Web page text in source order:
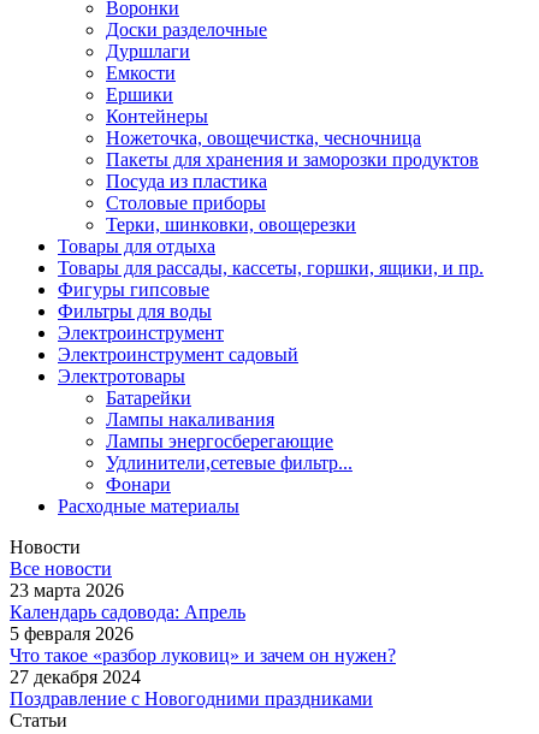
Воронки
Доски разделочные
Дуршлаги
Емкости
Ершики
Контейнеры
Ножеточка, овощечистка, чесночница
Пакеты для хранения и заморозки продуктов
Посуда из пластика
Столовые приборы
Терки, шинковки, овощерезки
Товары для отдыха
Товары для рассады, кассеты, горшки, ящики, и пр.
Фигуры гипсовые
Фильтры для воды
Электроинструмент
Электроинструмент садовый
Электротовары
Батарейки
Лампы накаливания
Лампы энергосберегающие
Удлинители,сетевые фильтр...
Фонари
Расходные материалы
Новости
Все новости
23 марта 2026
Календарь садовода: Апрель
5 февраля 2026
Что такое «разбор луковиц» и зачем он нужен?
27 декабря 2024
Поздравление с Новогодними праздниками
Статьи